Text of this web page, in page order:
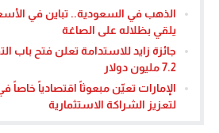
الذهب في السعودية.. تباين في
يلقي بظلاله على الصاغة
7.2 مليون دولار
الإمارات تعيّن مبعوثاً اقتصادياً خاصاً
لتعزيز الشراكة الاستثمارية